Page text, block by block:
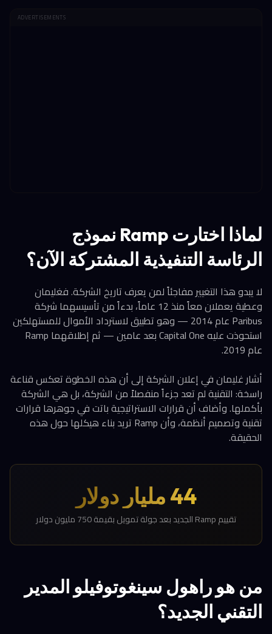
ADVERTISEMENTS
لماذا اختارت Ramp نموذج
الرئاسة التنفيذية المشتركة الآن؟
لا يبدو هذا التغيير مفاجئاً لمن يعرف تاريخ الشركة. فغليمان
وعطية يعملان معاً منذ 12 عاماً، بدءاً من تأسيسهما شركة
Paribus عام 2014 — وهو تطبيق لاسترداد الأموال للمستهلكين
استحوذت عليه Capital One بعد عامين — ثم إطلاقهما Ramp
عام 2019.
أشار غليمان في إعلان الشركة إلى أن هذه الخطوة تعكس قناعة
راسخة: التقنية لم تعد جزءاً منفصلاً من الشركة، بل هي الشركة
بأكملها. وأضاف أن قرارات الاستراتيجية باتت في جوهرها قرارات
تقنية وتصميم أنظمة، وأن Ramp تريد بناء هيكلها حول هذه
الحقيقة.
44 مليار دولار
تقييم Ramp الجديد بعد جولة تمويل بقيمة 750 مليون دولار
من هو راهول سينغوتوفيلو المدير
التقني الجديد؟